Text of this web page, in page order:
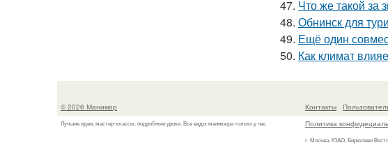
47. Что же такой за
48. Обнинск для
49. Ещё один
50. Как климат
© 2026 Маникюр
Лучшие идеи, мастер-классы, подробные уроки. Все виды маникюра только у нас
Контакты
Политика
г. Москва, ЮАО, Бирюлево